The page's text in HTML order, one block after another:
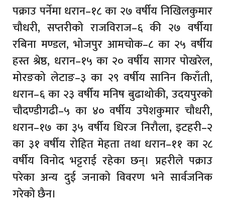
पक्राउ पर्नेमा धरान–१८ का २७ वर्षीय निखिलकुमार
चौधरी, सप्तरीको राजविराज–६ की २७ वर्षीया
रबिना मण्डल, भोजपुर आमचोक–८ का २५ वर्षीय
हस्त श्रेष्ठ, धरान–१५ का २० वर्षीय सागर पोखरेल,
मोरङको लेटाङ–३ का २९ वर्षीय सानिन किराँती,
धरान–६ का २३ वर्षीय मनिष बुढाथोकी, उदयपुरको
चौदण्डीगढी–५ का ४० वर्षीय उपेशकुमार चौधरी,
धरान–१७ का ३५ वर्षीय धिरज निरौला, इटहरी–२
का ३१ वर्षीय रोहित मेहता तथा धरान–११ का २८
वर्षीय विनोद भट्टराई रहेका छन्। प्रहरीले पक्राउ
परेका अन्य दुई जनाको विवरण भने सार्वजनिक
गरेको छैन।